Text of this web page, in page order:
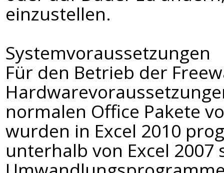
einzustellen.
Systemvoraussetzungen
Für den Betrieb der
normalen Office Pakete
wurden in Excel 2010
unterhalb von Excel 2007